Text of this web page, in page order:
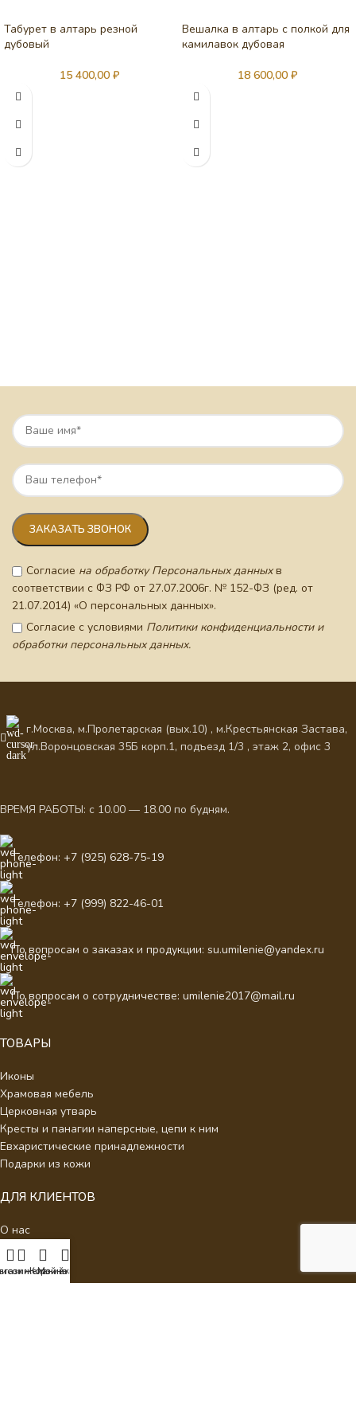
Табурет в алтарь резной
дубовый
15 400,00 ₽
Вешалка в алтарь с полкой для
камилавок дубовая
18 600,00 ₽
Согласие на обработку Персональных данныхв
соответствии с ФЗ РФ от 27.07.2006г. № 152-ФЗ (ред. от
21.07.2014) «О персональных данных».
Согласие с условиями Политики конфиденциальности и
обработки персональных данных.
г.Москва, м.Пролетарская (вых.10) , м.Крестьянская Застава,
ул.Воронцовская 35Б корп.1, подъезд 1/3 , этаж 2, офис 3
ВРЕМЯ РАБОТЫ: с 10.00 — 18.00 по будням.
Телефон: +7 (925) 628-75-19
Телефон: +7 (999) 822-46-01
По вопросам о заказах и продукции: su.umilenie@yandex.ru
По вопросам о сотрудничестве: umilenie2017@mail.ru
ТОВАРЫ
Иконы
Храмовая мебель
Церковная утварь
Кресты и панагии наперсные, цепи к ним
Евхаристические принадлежности
Подарки из кожи
ДЛЯ КЛИЕНТОВ
О нас
Отзывы
Новостижеланий
Корзина
Мой аккаунт